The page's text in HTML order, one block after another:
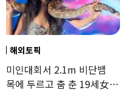
해외토픽
미인대회서 2.1m 비단뱀
목에 두르고 춤 춘 19세女